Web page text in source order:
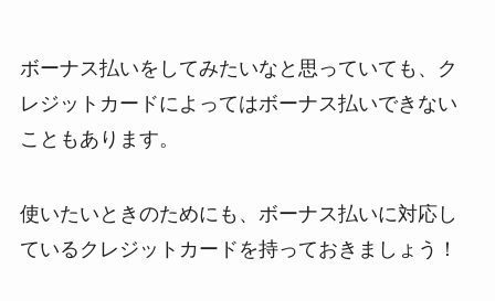
ボーナス払いをしてみたいなと思っていても、ク
レジットカードによってはボーナス払いできない
こともあります。
使いたいときのためにも、ボーナス払いに対応し
ているクレジットカードを持っておきましょう！